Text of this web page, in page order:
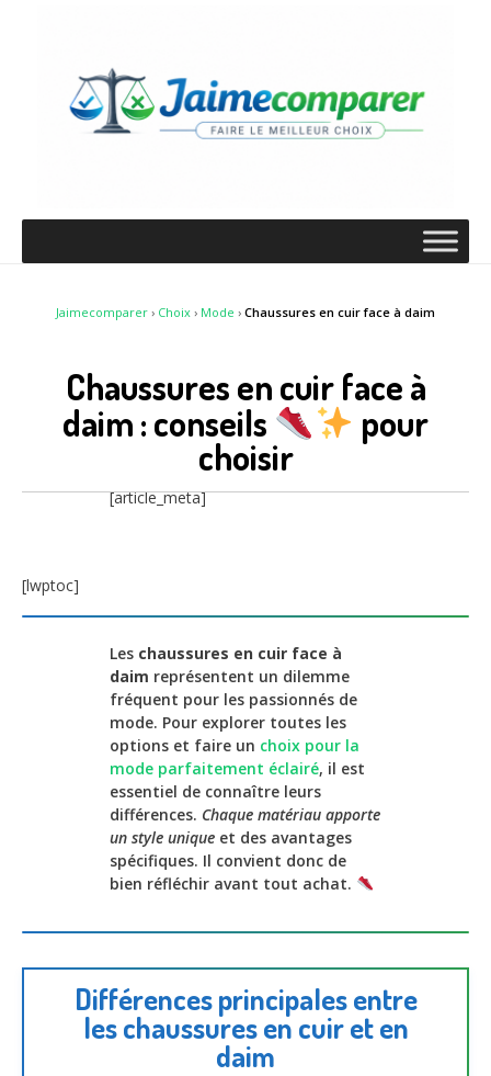
Jaimecomparer › Choix › Mode › Chaussures en cuir face à daim
Chaussures en cuir face à
daim : conseils
pour
choisir
[article_meta]
[lwptoc]
Les chaussures en cuir face à
daim représentent un dilemme
fréquent pour les passionnés de
mode. Pour explorer toutes les
options et faire un choix pour la
mode parfaitement éclairé, il est
essentiel de connaître leurs
différences. Chaque matériau apporte
un style unique et des avantages
spécifiques. Il convient donc de
bien réfléchir avant tout achat.
Différences principales entre
les chaussures en cuir et en
daim